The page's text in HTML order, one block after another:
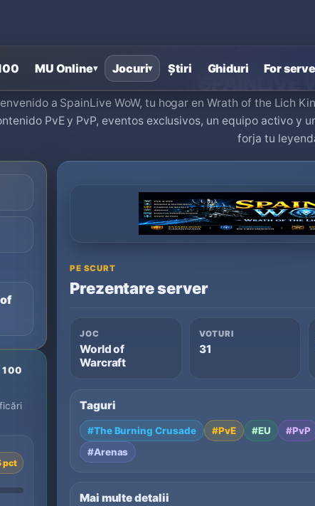
MU Online▾ Jocuri▾ Știri Ghiduri For
Acasă ›Servere private World of
a SpainLive WoW, tu hogar en Wrath of the Lich
PvE y PvP, eventos exclusivos, un equipo activo y
forja tu
100
pct
PE SCURT
Prezentare server
JOC
World of
Warcraft
VOTURI
31
Taguri
#The Burning Crusade #PvE #EU #PvP
#Arenas
Mai multe detalii